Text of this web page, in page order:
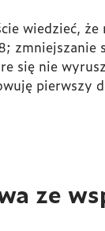
wiedzieć,
zmniejszanie
się nie
pierwszy
ze